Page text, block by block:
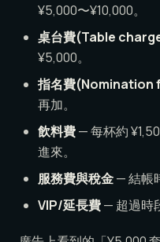
¥5,000〜¥10,000。
桌台費(Table
¥5,000。
指名費(Nomination
再加。
飲料費— 每杯約
進來。
服務費與稅金— 結帳
VIP/延長費— 超過時